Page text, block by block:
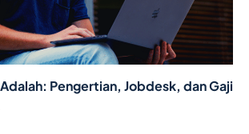
Pengertian, Jobdesk, dan Gaji